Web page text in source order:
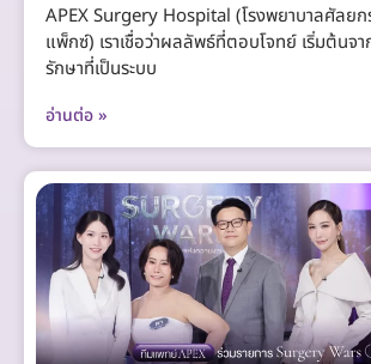
APEX Surgery Hospital (โรงพยาบาลศัลย
แพ็กซ์) เราเชื่อว่าผลลัพธ์ที่ตอบโจทย์ เริ่มต้นจา
รักษาที่เป็นระบบ
อ่านต่อ »